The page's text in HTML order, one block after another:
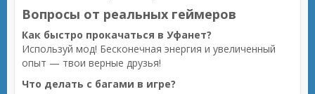
Вопросы от реальных геймеров
Как быстро прокачаться в Уфанет?
Используй мод! Бесконечная энергия и увеличенный
опыт — твои верные друзья!
Что делать с багами в игре?